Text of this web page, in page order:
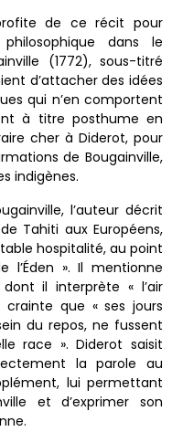
de ce récit pour
dans le
(1772), sous-titré
d’attacher des idées
qui n’en comportent
à titre posthume en
cher à Diderot, pour
de Bougainville,
indigènes.
l’auteur décrit
Tahiti aux Européens,
hospitalité, au point
l’Éden ». Il mentionne
il interprète « l’air
que « ses jours
du repos, ne fussent
race ». Diderot saisit
la parole au
lui permettant
et d’exprimer son